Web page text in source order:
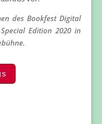
des Bookfest Digital
Edition 2020 in